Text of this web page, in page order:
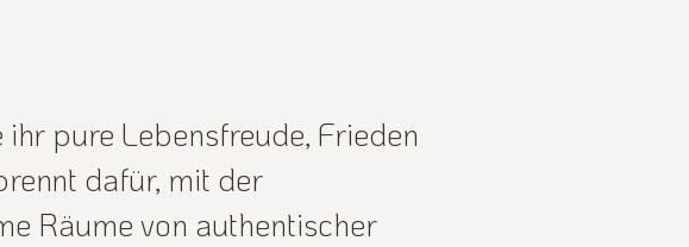
pure Lebensfreude, Frieden
dafür, mit der
Räume von authentischer